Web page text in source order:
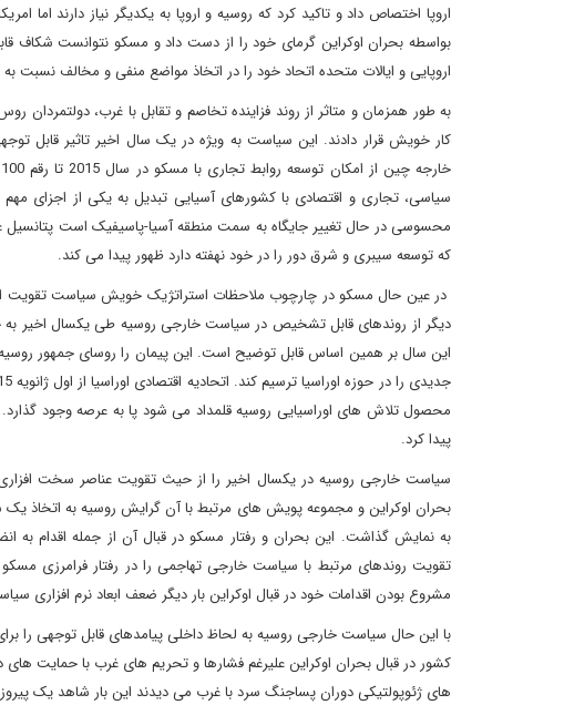
اروپا اختصاص داد و تاکید کرد که روسیه و اروپا به یکدیگر نیاز دارند اما
بواسطه بحران اوکراین گرمای خود را از دست داد و مسکو نتوانست شکاف
اروپایی و ایالات متحده اتحاد خود را در اتخاذ مواضع منفی و مخالف
به طور همزمان و متاثر از روند فزاینده تخاصم و تقابل با غرب،
کار خویش قرار دادند. این سیاست به ویژه در یک سال اخیر تاثیر قابل
سیاسی، تجاری و اقتصادی با کشورهای آسیایی تبدیل به یکی از اجزای
که توسعه سیبری و شرق دور را در خود نهفته دارد ظهور پیدا می کند.
در عین حال مسکو در چارچوب ملاحظات استراتژیک خویش سیاست تقویت
دیگر از روندهای قابل تشخیص در سیاست خارجی روسیه طی یکسال اخیر به
این سال بر همین اساس قابل توضیح است. این پیمان را روسای جمهور
محصول تلاش های اوراسیایی روسیه قلمداد می شود پا به عرصه وجود
پیدا کرد.
سیاست خارجی روسیه در یکسال اخیر را از حیث تقویت عناصر سخت افزاری
بحران اوکراین و مجموعه پویش های مرتبط با آن گرایش روسیه به اتخاذ
به نمایش گذاشت. این بحران و رفتار مسکو در قبال آن از جمله اقدام به
تقویت روندهای مرتبط با سیاست خارجی تهاجمی را در رفتار فرامرزی
مشروع بودن اقدامات خود در قبال اوکراین بار دیگر ضعف ابعاد نرم افزاری
با این حال سیاست خارجی روسیه به لحاظ داخلی پیامدهای قابل توجهی را
کشور در قبال بحران اوکراین علیرغم فشارها و تحریم های غرب با حمایت
های ژئوپولتیکی دوران پساجنگ سرد با غرب می دیدند این بار شاهد یک